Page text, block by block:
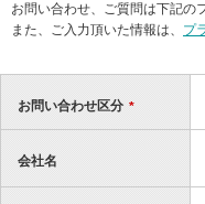
お問い合わせ、ご質問は下記の
また、ご入力頂いた情報は、 プ
お問い合わせ区分 *
会社名